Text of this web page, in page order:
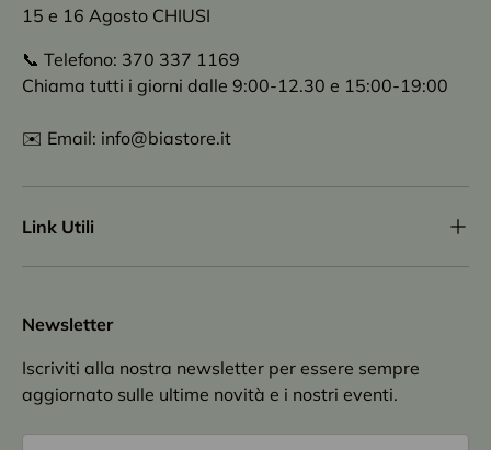
15 e 16 Agosto CHIUSI
📞 Telefono: 370 337 1169
Chiama tutti i giorni dalle 9:00-12.30 e 15:00-19:00
✉️ Email: info@biastore.it
Link Utili
Newsletter
Iscriviti alla nostra newsletter per essere sempre
aggiornato sulle ultime novità e i nostri eventi.